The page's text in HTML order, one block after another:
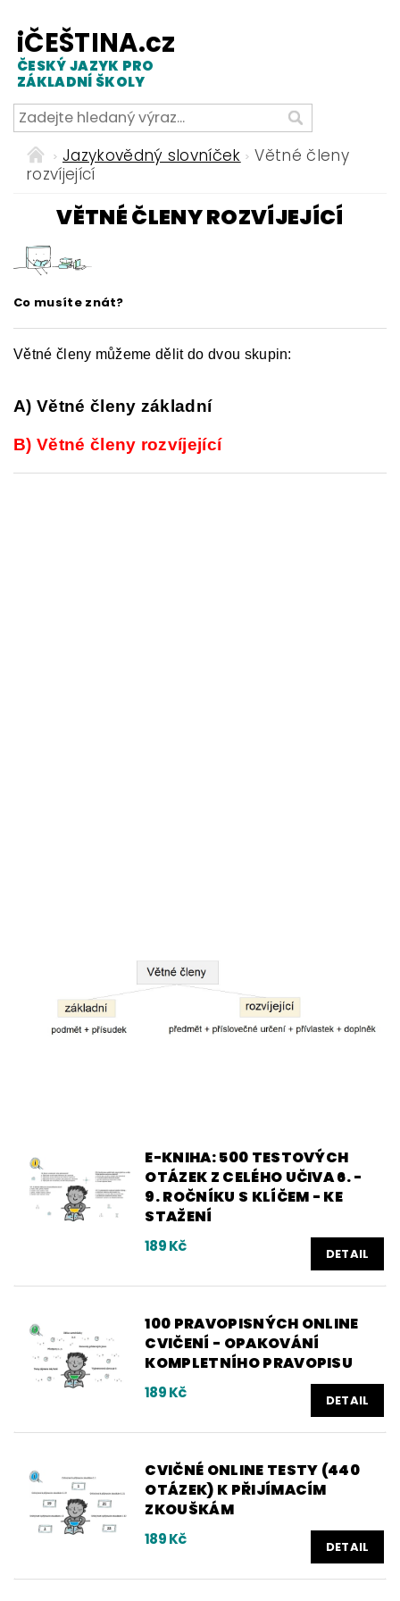
iČEŠTINA.cz
ČESKÝ JAZYK PRO
ZÁKLADNÍ ŠKOLY
Jazykovědný slovníček
Větné členy
rozvíjející
VĚTNÉ ČLENY ROZVÍJEJÍCÍ
Co musíte znát?
Větné členy můžeme dělit do dvou skupin:
A) Větné členy základní
B) Větné členy rozvíjející
E-KNIHA: 500 TESTOVÝCH
OTÁZEK Z CELÉHO UČIVA 6. -
9. ROČNÍKU S KLÍČEM - KE
STAŽENÍ
189 Kč DETAIL
100 PRAVOPISNÝCH ONLINE
CVIČENÍ - OPAKOVÁNÍ
KOMPLETNÍHO PRAVOPISU
189 Kč DETAIL
CVIČNÉ ONLINE TESTY (440
OTÁZEK) K PŘIJÍMACÍM
ZKOUŠKÁM
189 Kč DETAIL